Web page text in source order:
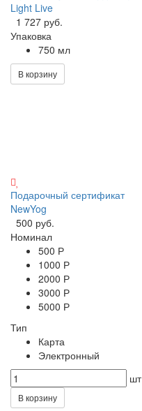
Light Live
1 727 руб.
Упаковка
750 мл
В корзину
Подарочный сертификат
NewYog
500 руб.
Номинал
500 Р
1000 Р
2000 Р
3000 Р
5000 Р
Тип
Карта
Электронный
шт
В корзину